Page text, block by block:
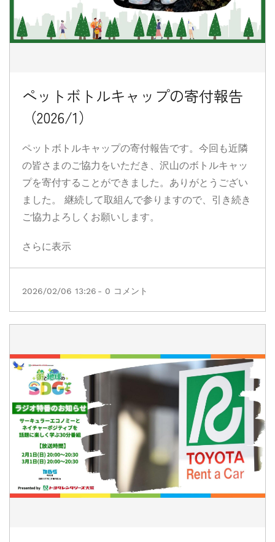
ペットボトルキャップの寄付報告
（2026/1）
ペットボトルキャップの寄付報告です。今回も近隣
の皆さまのご協力をいただき、沢山のボトルキャッ
プを寄付することができました。ありがとうござい
ました。 継続して取組んで参りますので、引き続き
ご協力よろしくお願いします。
さらに表示
2026/02/06 13:26 - 0 コメント